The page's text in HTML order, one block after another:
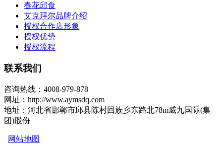
春花邱食
艾克拜尔品牌介绍
授权合作店形象
授权优势
授权流程
联系我们
咨询热线：4008-979-878
网址：http://www.aymsdq.com
地址：河北省邯郸市邱县陈村回族乡东路北78m威九国际(集
团)股份
网站地图